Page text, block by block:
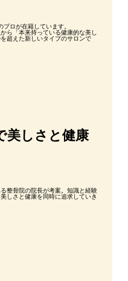
ロが在籍しています。
ら「本来持っている健康的な美し
超えた新しいタイプのサロンで
美しさと健康
整骨院の院長が考案。知識と経験
しさと健康を同時に追求していき